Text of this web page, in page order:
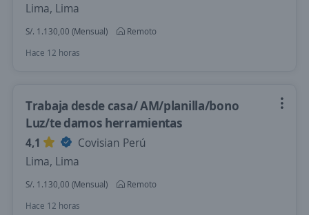
Lima, Lima
S/. 1.130,00 (Mensual)
Remoto
Hace 12 horas
Trabaja desde casa/ AM/planilla/bono
Luz/te damos herramientas
4,1
Covisian Perú
Lima, Lima
S/. 1.130,00 (Mensual)
Remoto
Hace 12 horas